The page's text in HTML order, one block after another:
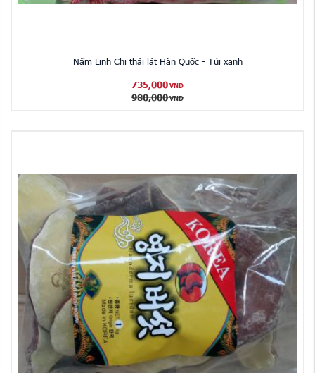
Nấm Linh Chi thái lát Hàn Quốc - Túi xanh
735,000 VND
980,000 VND